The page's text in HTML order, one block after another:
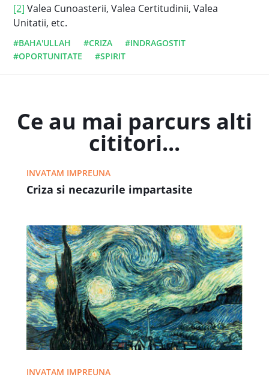
[2] Valea Cunoasterii, Valea Certitudinii, Valea
Unitatii, etc.
#BAHA'ULLAH #CRIZA
#INDRAGOSTIT
#OPORTUNITATE
#SPIRIT
Ce au mai parcurs alti
cititori...
INVATAM IMPREUNA
Criza si necazurile impartasite
INVATAM IMPREUNA